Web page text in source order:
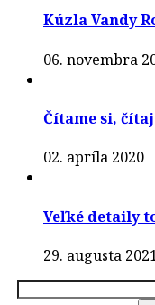
Kúzla Vandy
06. novembra
Čítame si,
02. apríla 2020
Veľké detaily
29. augusta